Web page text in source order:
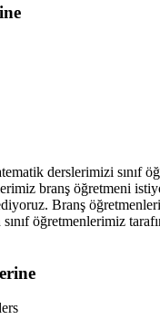
derslerimizi sınıf
branş öğretmeni
Branş
öğretmenlerimiz